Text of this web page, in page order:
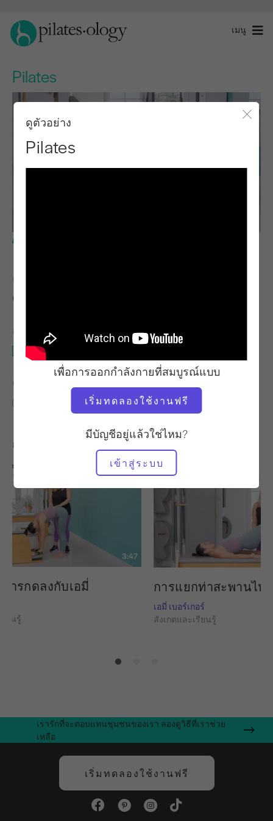
เมนู
Pilates
ปิดโ
ดูตัวอย่าง
Pilates
เพื่อการออกกำลังกายที่สมบูรณ์แบบ
เริ่มทดลองใช้งานฟรี
มีบัญชีอยู่แล้วใช่ไหม?
เข้าสู่ระบบ
ครู
เอมี่ เบอร์เกอร์
อุปกรณ์ที่ต้องใช้
เสื่อ
ค้นหาชั้นเรียนที่คล้ายคลึงกันสำหรับ
20 - 30 นาที เสื่อ
การออกกำลังกายอื่น ๆ ที่คุณอาจชอบ
3:47
ารกดลงกับเอมี่
ยนรู้
การแยกท่าสะพานไห
เอมี่ เบอร์เกอร์
สังเกตและเรียนรู้
เรารักที่จะตอบแทนชุมชนของเรา ลองดูวิธีที่เราช่วย
เหลือ
เริ่มทดลองใช้งานฟรี